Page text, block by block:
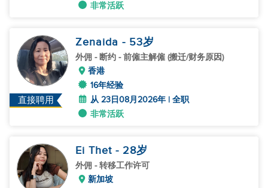
非常活跃
直接聘用
Zenaida - 53岁
外佣 - 断约 - 前僱主解僱 (搬迁/财务原因)
香港
16年经验
从 23日08月2026年 | 全职
非常活跃
Ei Thet - 28岁
外佣 - 转移工作许可
新加坡